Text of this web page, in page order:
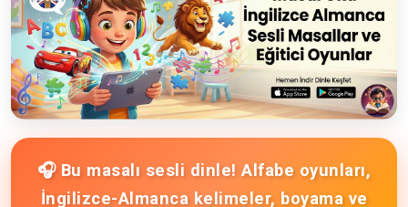
🎧 Bu masalı sesli dinle! Alfabe oyunları,
İngilizce-Almanca kelimeler, boyama ve